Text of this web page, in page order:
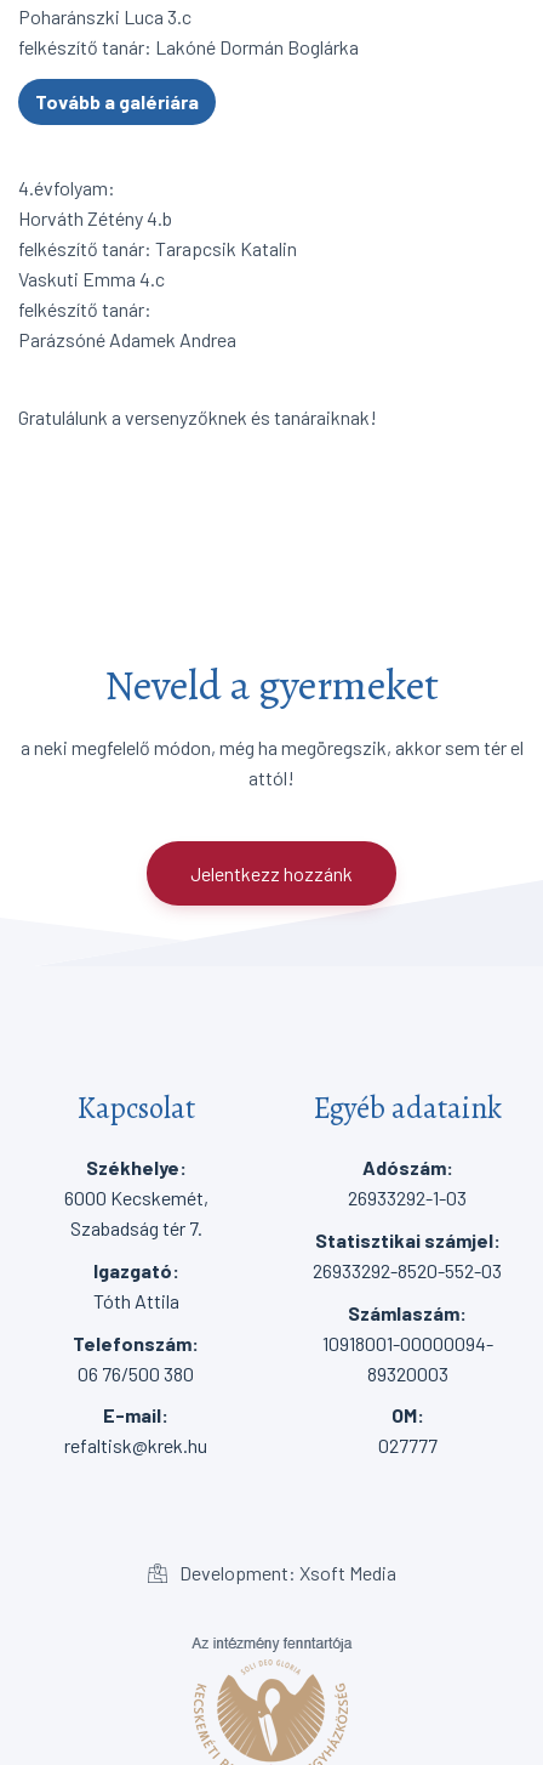
Poharánszki Luca 3.c
felkészítő tanár: Lakóné Dormán Boglárka
Tovább a galériára
4.évfolyam:
Horváth Zétény 4.b
felkészítő tanár: Tarapcsik Katalin
Vaskuti Emma 4.c
felkészítő tanár:
Parázsóné Adamek Andrea
Gratulálunk a versenyzőknek és tanáraiknak!
Neveld a gyermeket
a neki megfelelő módon, még ha megöregszik, akkor sem tér el
attól!
Jelentkezz hozzánk
Kapcsolat
Székhelye:
6000 Kecskemét,
Szabadság tér 7.
Igazgató:
Tóth Attila
Telefonszám:
06 76/500 380
E-mail:
refaltisk@krek.hu
Egyéb adataink
Adószám:
26933292-1-03
Statisztikai számjel:
26933292-8520-552-03
Számlaszám:
10918001-00000094-
89320003
OM:
027777
Development: Xsoft Media